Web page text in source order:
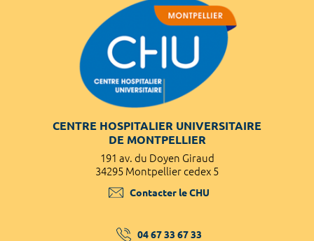
CENTRE HOSPITALIER UNIVERSITAIRE
DE MONTPELLIER
191 av. du Doyen Giraud
34295 Montpellier cedex 5
Contacter le CHU
04 67 33 67 33